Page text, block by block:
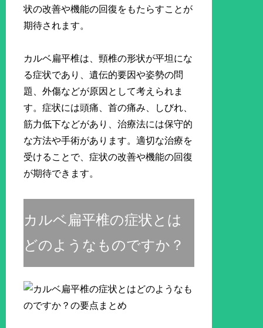
状の改善や機能の回復をもたらすことが
期待されます。
カルベ扁平椎は、頸椎の形状が平坦にな
る症状であり、遺伝的要因や姿勢の問
題、外傷などが原因として考えられま
す。症状には頭痛、首の痛み、しびれ、
筋力低下などがあり、治療法には保守的
な方法や手術があります。適切な治療を
受けることで、症状の改善や機能の回復
が期待できます。
カルベ扁平椎の症状とは
どのようなものですか？